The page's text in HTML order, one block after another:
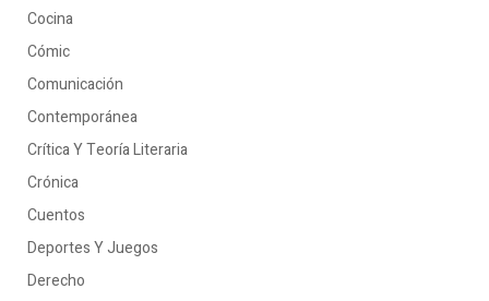
Cocina
Cómic
Comunicación
Contemporánea
Crítica Y Teoría Literaria
Crónica
Cuentos
Deportes Y Juegos
Derecho